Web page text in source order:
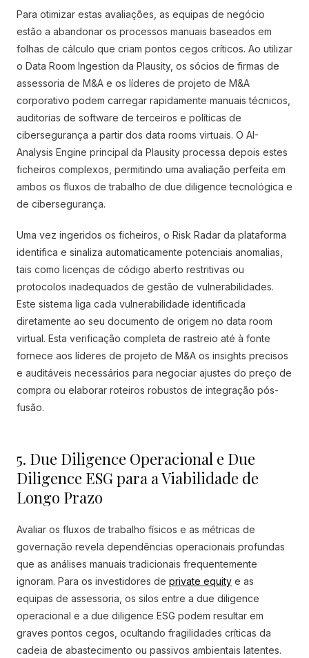
Para otimizar estas avaliações, as equipas de negócio
estão a abandonar os processos manuais baseados em
folhas de cálculo que criam pontos cegos críticos. Ao utilizar
o Data Room Ingestion da Plausity, os sócios de firmas de
assessoria de M&A e os líderes de projeto de M&A
corporativo podem carregar rapidamente manuais técnicos,
auditorias de software de terceiros e políticas de
cibersegurança a partir dos data rooms virtuais. O AI-
Analysis Engine principal da Plausity processa depois estes
ficheiros complexos, permitindo uma avaliação perfeita em
ambos os fluxos de trabalho de due diligence tecnológica e
de cibersegurança.
Uma vez ingeridos os ficheiros, o Risk Radar da plataforma
identifica e sinaliza automaticamente potenciais anomalias,
tais como licenças de código aberto restritivas ou
protocolos inadequados de gestão de vulnerabilidades.
Este sistema liga cada vulnerabilidade identificada
diretamente ao seu documento de origem no data room
virtual. Esta verificação completa de rastreio até à fonte
fornece aos líderes de projeto de M&A os insights precisos
e auditáveis necessários para negociar ajustes do preço de
compra ou elaborar roteiros robustos de integração pós-
fusão.
5. Due Diligence Operacional e Due
Diligence ESG para a Viabilidade de
Longo Prazo
Avaliar os fluxos de trabalho físicos e as métricas de
governação revela dependências operacionais profundas
que as análises manuais tradicionais frequentemente
ignoram. Para os investidores de private equity e as
equipas de assessoria, os silos entre a due diligence
operacional e a due diligence ESG podem resultar em
graves pontos cegos, ocultando fragilidades críticas da
cadeia de abastecimento ou passivos ambientais latentes.